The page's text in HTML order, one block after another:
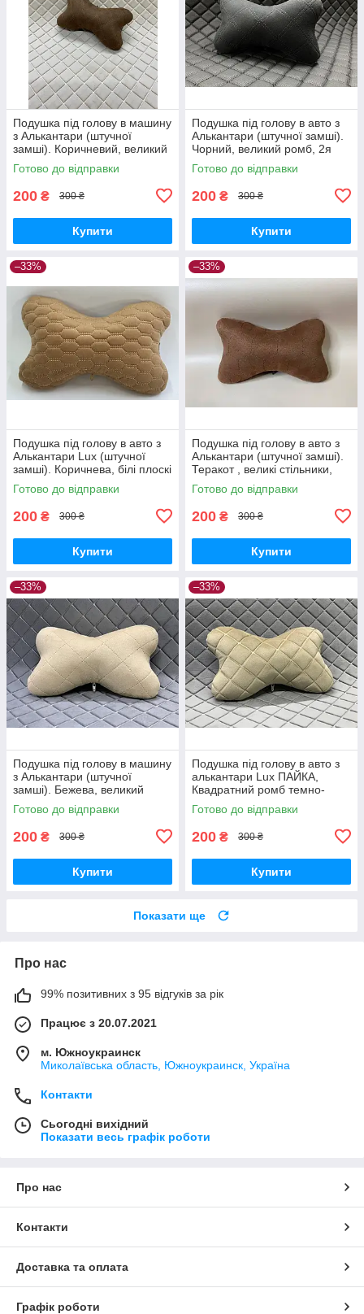
Подушка під голову в машину
з Алькантари (штучної
замші). Коричневий, великий
ромб (2-на нитка)
Готово до відправки
200 ₴ 300 ₴
Купити
Подушка під голову в авто з
Алькантари (штучної замші).
Чорний, великий ромб, 2я
пропайка
Готово до відправки
200 ₴ 300 ₴
Купити
–33%
Подушка під голову в авто з
Алькантари Lux (штучної
замші). Коричнева, білі плоскі
стільники
Готово до відправки
200 ₴ 300 ₴
Купити
–33%
Подушка під голову в авто з
Алькантари (штучної замші).
Теракот , великі стільники,
1шт
Готово до відправки
200 ₴ 300 ₴
Купити
–33%
Подушка під голову в машину
з Алькантари (штучної
замші). Бежева, великий
ромб, 1 шт
Готово до відправки
200 ₴ 300 ₴
Купити
–33%
Подушка під голову в авто з
алькантари Lux ПАЙКА,
Квадратний ромб темно-
бежевий
Готово до відправки
200 ₴ 300 ₴
Купити
Показати ще
Про нас
99% позитивних з 95 відгуків за рік
Працює з 20.07.2021
м. Южноукраинск
Миколаївська область, Южноукраинск, Україна
Контакти
Сьогодні вихідний
Показати весь графік роботи
Про нас
Контакти
Доставка та оплата
Графік роботи